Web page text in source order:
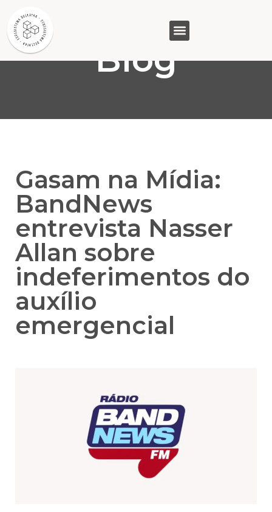
Blog
Gasam na Mídia:
BandNews
entrevista Nasser
Allan sobre
indeferimentos do
auxílio
emergencial